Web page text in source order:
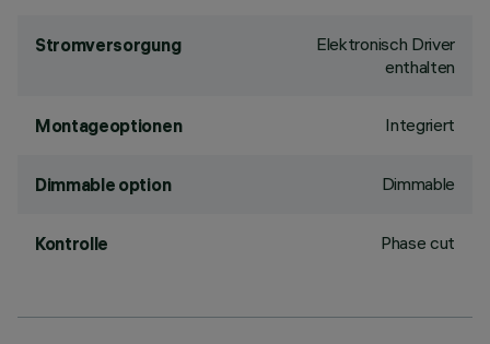
Stromversorgung
Elektronisch Driver
enthalten
Montageoptionen Integriert
Dimmable option Dimmable
Kontrolle Phase cut